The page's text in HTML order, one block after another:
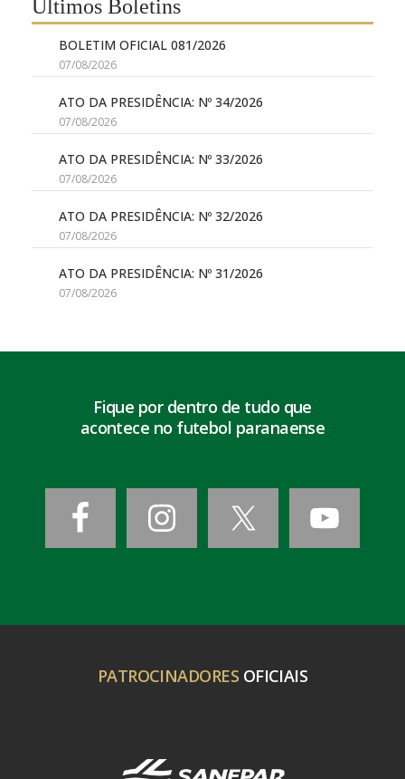
Últimos Boletins
BOLETIM OFICIAL 081/2026
07/08/2026
ATO DA PRESIDÊNCIA: Nº 34/2026
07/08/2026
ATO DA PRESIDÊNCIA: Nº 33/2026
07/08/2026
ATO DA PRESIDÊNCIA: Nº 32/2026
07/08/2026
ATO DA PRESIDÊNCIA: Nº 31/2026
07/08/2026
Fique por dentro de tudo que
acontece no futebol paranaense
PATROCINADORES OFICIAIS